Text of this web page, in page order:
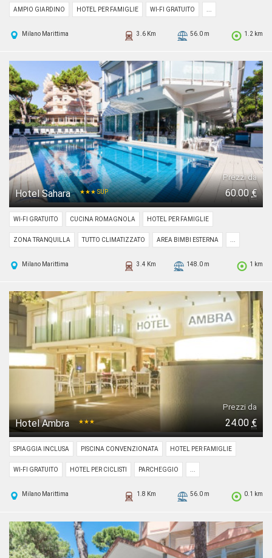
AMPIO GIARDINO HOTEL PER FAMIGLIE WI-FI GRATUITO
Milano Marittima 1.2 km
56.0 m
3.6 Km
Hotel Sahara ★★★ SUP
Prezzi da
60.00€
WI-FI GRATUITO CUCINA ROMAGNOLA HOTEL PER FAMIGLIE
ZONA TRANQUILLA TUTTO CLIMATIZZATO AREA BIMBI ESTERNA
Milano Marittima 1 km
148.0 m
3.4 Km
Hotel Ambra ★★★
Prezzi da
24.00 €
SPIAGGIA INCLUSA PISCINA CONVENZIONATA HOTEL PER FAMIGLIE
WI-FI GRATUITO HOTEL PER CICLISTI PARCHEGGIO
Milano Marittima 0.1 km
56.0 m
1.8 Km